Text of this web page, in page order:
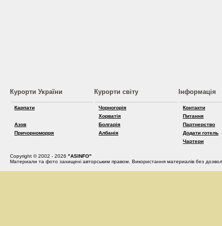
Курорти України
Карпати
Азов
Причорноморря
Курорти світу
Чорногорія
Хорватія
Болгарія
Албанія
Інформація
Контакти
Питання
Партнерство
Додати готель
Чартери
Copyright © 2002 - 2026 "ASINFO"
Материали та фото захищені авторським правом. Використання материалів без